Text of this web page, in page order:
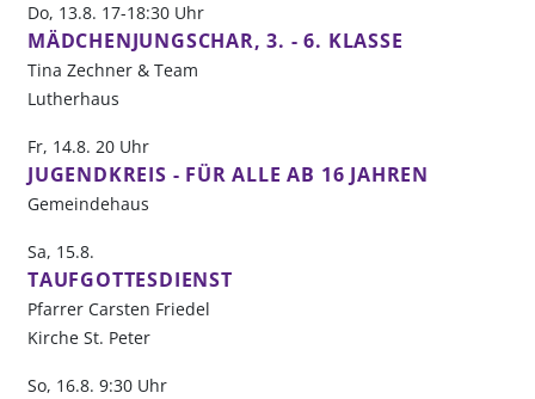
Do, 13.8. 17-18:30 Uhr
MÄDCHENJUNGSCHAR, 3. - 6. KLASSE
Tina Zechner & Team
Lutherhaus
Fr, 14.8. 20 Uhr
JUGENDKREIS - FÜR ALLE AB 16 JAHREN
Gemeindehaus
Sa, 15.8.
TAUFGOTTESDIENST
Pfarrer Carsten Friedel
Kirche St. Peter
So, 16.8. 9:30 Uhr